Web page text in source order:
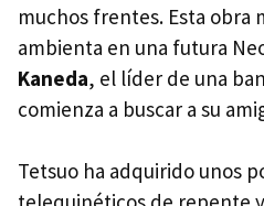
muchos frentes. Esta obra
ambienta en una futura
Kaneda, el líder de una
comienza a buscar a su
Tetsuo ha adquirido unos